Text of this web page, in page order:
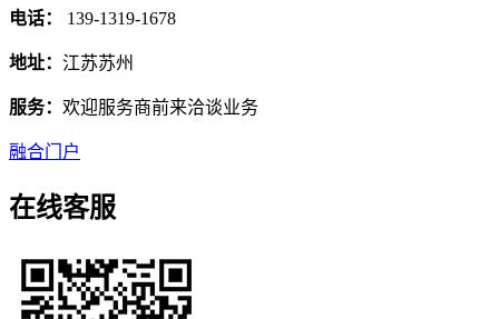
电话： 139-1319-1678
地址： 江苏苏州
服务： 欢迎服务商前来洽谈业务
融合门户
在线客服